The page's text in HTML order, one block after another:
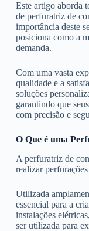
Este artigo aborda
de perfuratriz de
importância deste
posiciona como a
demanda.
Com uma vasta
qualidade e a
soluções
garantindo que
com precisão e
O Que é uma
A perfuratriz de
realizar
Utilizada
essencial para a
instalações
ser utilizada para